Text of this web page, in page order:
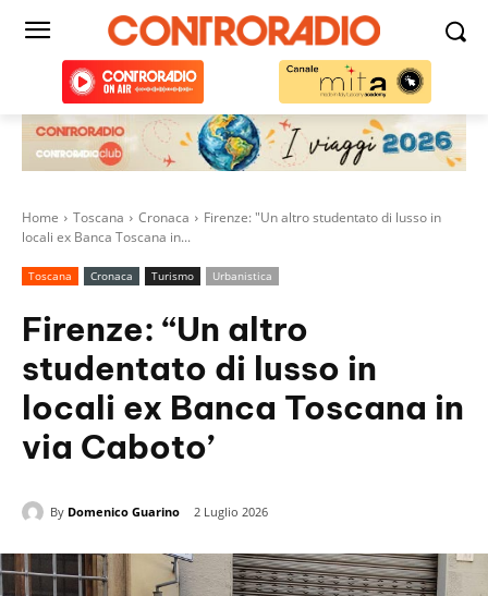
Home Toscana Cronaca
Firenze: "Un altro studentato di lusso in
locali ex Banca Toscana in...
Toscana Cronaca Turismo Urbanistica
Firenze: “Un altro
studentato di lusso in
locali ex Banca Toscana in
via Caboto’
By Domenico Guarino 2 Luglio 2026